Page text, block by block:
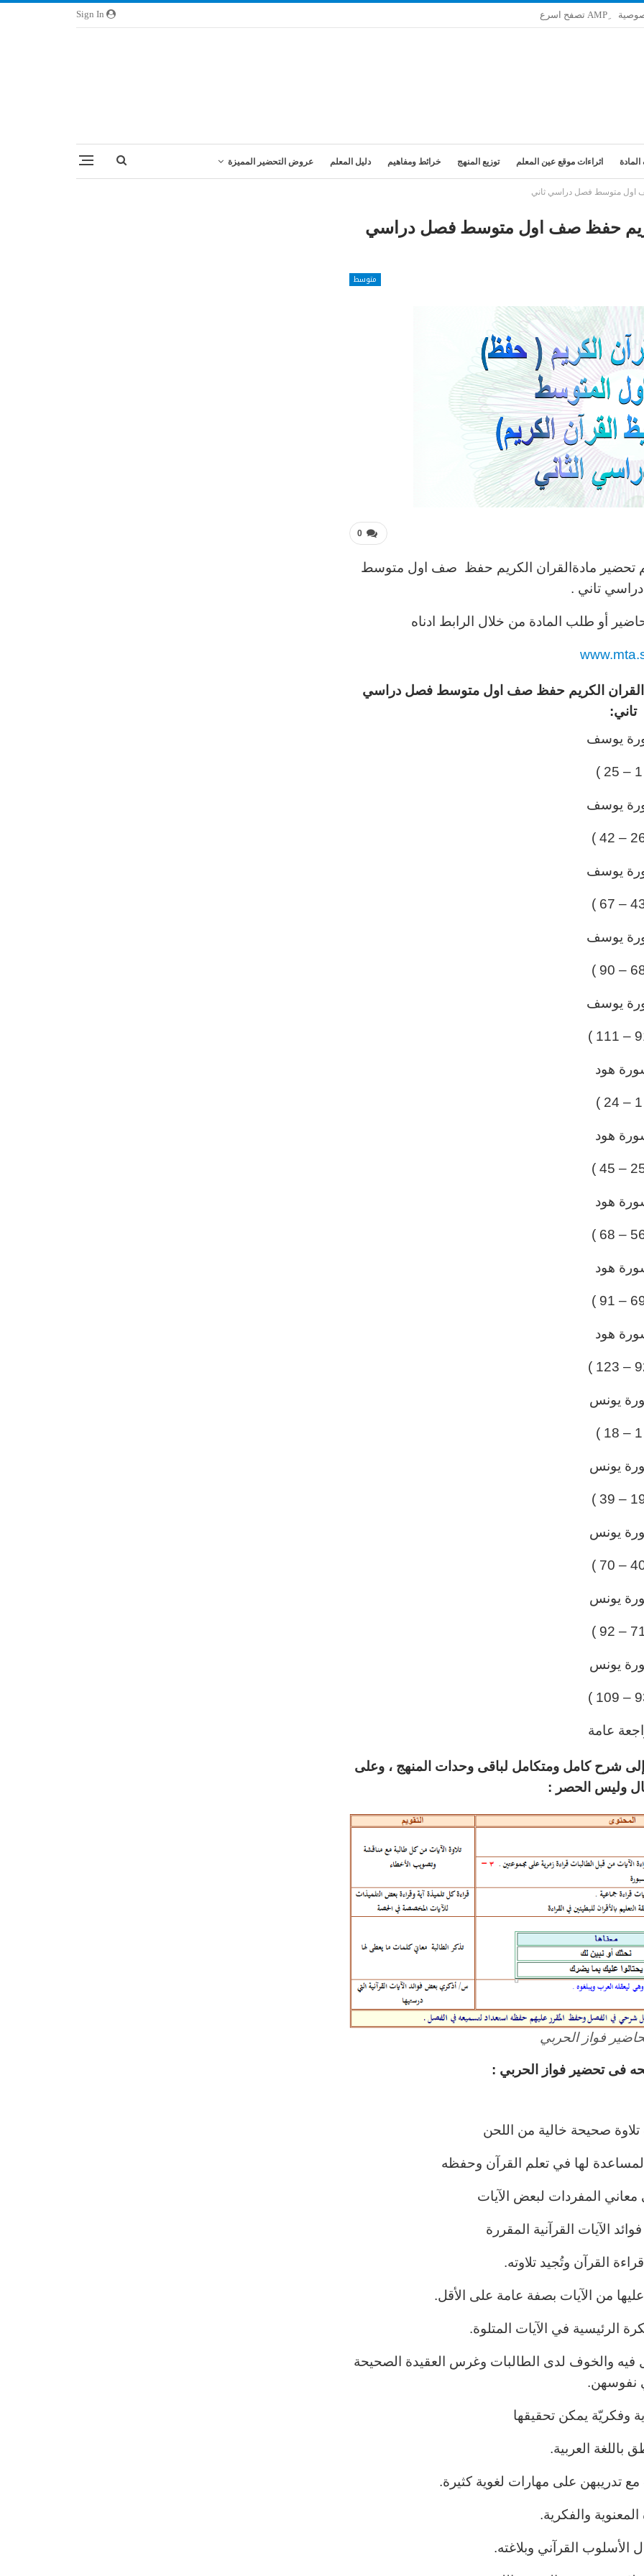
المادة اثراءات موقع عين المعلم توزيع المنهج خرائط ومفاهيم دليل المعلم عروض التحضير المميزة
اول متوسط فصل دراسي ثاني
حفظ صف اول متوسط فصل دراسي
متوسط
0
تحضير مادةالقران الكريم حفظ صف اول متوسط
تاني .
أو طلب المادة من خلال الرابط ادناه
القران الكريم حفظ صف اول متوسط فصل دراسي
تاني:
يوسف
يوسف
يوسف
يوسف
يوسف
هود
هود
هود
هود
هود
يونس
يونس
يونس
يونس
يونس
عامة
إلى شرح كامل ومتكامل لباقى وحدات المنهج ، وعلى
وليس الحصر :
فواز الحربي
فى تحضير فواز الحربي :
تلاوة صحيحة خالية من اللحن
لها في تعلم القرآن وحفظه
المفردات لبعض الآيات
الآيات القرآنية المقررة
القرآن وتُجيد تلاوته.
من الآيات بصفة عامة على الأقل.
الرئيسية في الآيات المتلوة.
فيه والخوف لدى الطالبات وغرس العقيدة الصحيحة
نفوسهن.
وفكريّة يمكن تحقيقها
باللغة العربية.
مع تدريبهن على مهارات لغوية كثيرة.
المعنوية والفكرية.
الأسلوب القرآني وبلاغته.